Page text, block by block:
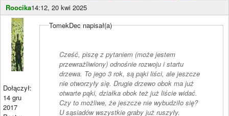
Roocika14:12, 20 kwi 2025
Dołączył:
14 gru
2017
TomekDec napisał(a)
Cześć, piszę z pytaniem (może jestem
przewrażliwiony) odnośnie rozwoju i startu
drzewa. To jego 3 rok, są pąki liści, ale jeszcze
nie otworzyły się. Drugie drzewo obok ma już
otwarte pąki, działka obok też już liście widać.
Czy to możliwe, że jeszcze nie wybudziło się?
U sąsiadów wszystkie graby już ruszyły.